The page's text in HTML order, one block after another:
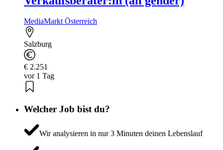
MediaMarkt Österreich
Salzburg
€ 2.251
vor 1 Tag
Welcher Job bist du?
Wir analysieren in nur 3 Minuten deinen Lebenslauf